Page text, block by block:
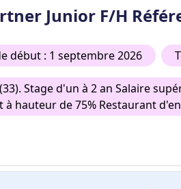
Junior F/H
début : 1 septembre 2026
Stage d'un à 2 an Salaire
hauteur de 75% Restaurant